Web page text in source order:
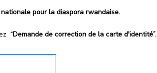
pour la diaspora rwandaise.
“Demande de correction de la carte d'identité”.